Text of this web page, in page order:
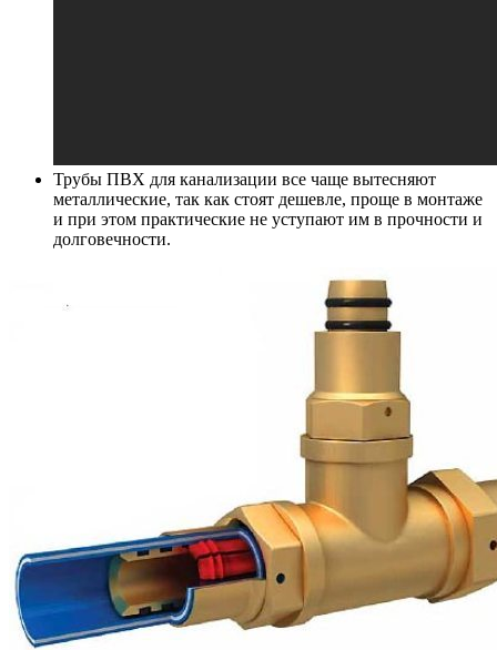
Трубы ПВХ для канализации все чаще вытесняют
металлические, так как стоят дешевле, проще в монтаже
и при этом практические не уступают им в прочности и
долговечности.